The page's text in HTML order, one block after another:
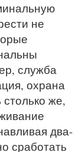
не
служба
охрана
же,
два-
сработать